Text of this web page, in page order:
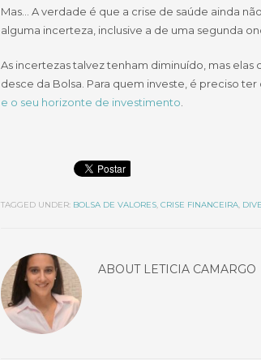
Mas… A verdade é que a crise de saúde ainda
alguma incerteza, inclusive a de uma segunda
As incertezas talvez tenham diminuído, mas
desce da Bolsa. Para quem investe, é preciso
e o seu horizonte de investimento
TAGGED UNDER: BOLSA DE VALORES, CRISE FINANCEIRA,
ABOUT LETICIA CAMARGO